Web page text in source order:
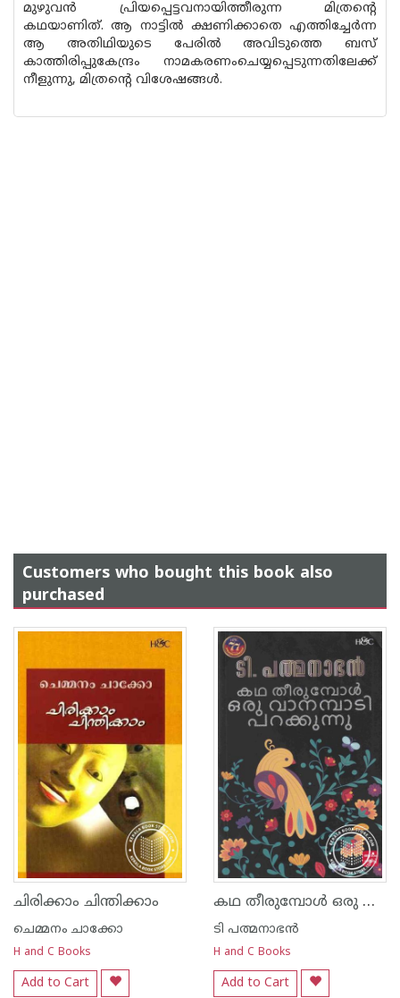
മുഴുവന്‍ പ്രിയപ്പെട്ടവനായിത്തീരുന്ന മിത്രന്റെ
കഥയാണിത്. ആ നാട്ടില്‍ ക്ഷണിക്കാതെ എത്തിച്ചേര്‍ന്ന
ആ അതിഥിയുടെ പേരില്‍ അവിടുത്തെ ബസ്
കാത്തിരിപ്പുകേന്ദ്രം നാമകരണംചെയ്യപ്പെടുന്നതിലേക്ക്
നീളുന്നു, മിത്രന്റെ വിശേഷങ്ങള്‍.
Customers who bought this book also
purchased
ചിരിക്കാം ചിന്തിക്കാം
ചെമ്മനം ചാക്കോ
H and C Books
Add to Cart
കഥ തീരുമ്പോള്‍ ഒരു വാനമ്പാടി പറക്കുന്നു
ടി പത്മനാഭന്‍
H and C Books
Add to Cart